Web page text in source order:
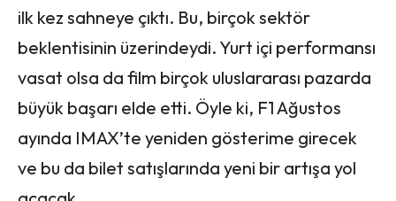
ilk kez sahneye çıktı. Bu, birçok sektör
beklentisinin üzerindeydi. Yurt içi performansı
vasat olsa da film birçok uluslararası pazarda
büyük başarı elde etti. Öyle ki, F1 Ağustos
ayında IMAX’te yeniden gösterime girecek
ve bu da bilet satışlarında yeni bir artışa yol